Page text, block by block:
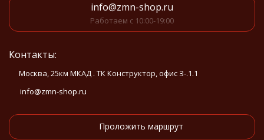
info@zmn-shop.ru
Работаем с 10:00-19:00
Контакты:
Москва, 25км МКАД . ТК Конструктор, офис З-.1.1
info@zmn-shop.ru
Проложить маршрут